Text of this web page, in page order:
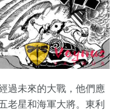
過未來的大戰，他們應
老星和海軍大將。東利